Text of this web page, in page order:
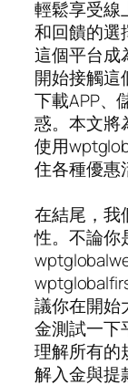
輕鬆享受線
和回饋的選
這個平台成
開始接觸這
下載APP、
惑。本文將
使用
住各種優惠
在結尾，我
性。不論你
議你在開始
金測試一下
理解所有的
解入金與提